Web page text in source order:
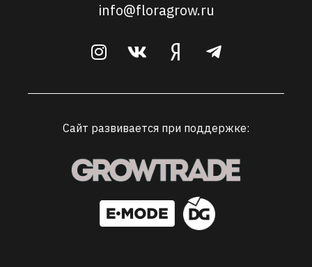
info@floragrow.ru
Сайт развивается при поддержке: